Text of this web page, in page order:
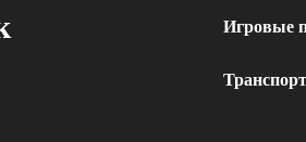
Игровые
Транспорт